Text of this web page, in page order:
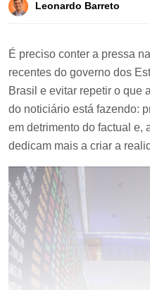
Leonardo Barreto
É preciso conter a pressa
recentes do governo dos
Brasil e evitar repetir o que
do noticiário está fazendo:
em detrimento do factual e,
dedicam mais a criar a